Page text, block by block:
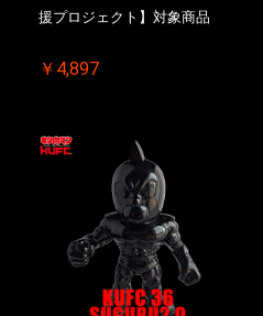
援プロジェクト】対象商品
￥4,897